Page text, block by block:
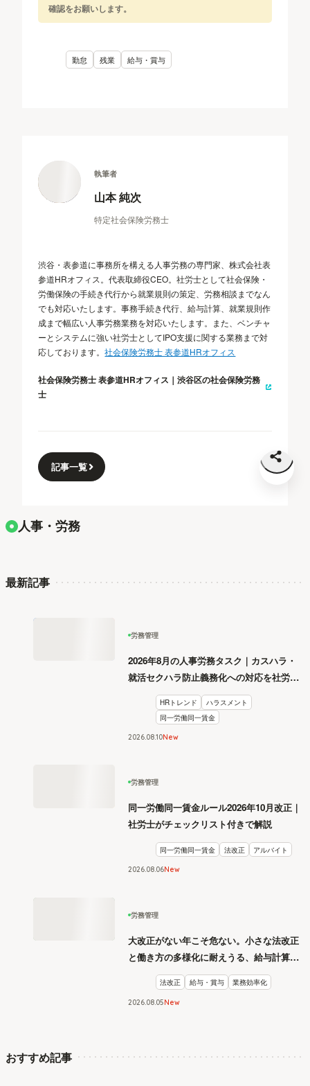
確認をお願いします。
勤怠 残業 給与・賞与
執筆者
山本 純次
特定社会保険労務士
渋谷・表参道に事務所を構える人事労務の専門家、株式会社表
参道HRオフィス。代表取締役CEO。社労士として社会保険・
労働保険の手続き代行から就業規則の策定、労務相談までなん
でも対応いたします。事務手続き代行、給与計算、就業規則作
成まで幅広い人事労務業務を対応いたします。また、ベンチャ
ーとシステムに強い社労士としてIPO支援に関する業務まで対
応しております。社会保険労務士 表参道HRオフィス
社会保険労務士 表参道HRオフィス｜渋谷区の社会保険労務
士
記事一覧
人事・労務
最新記事
労務管理
2026年8月の人事労務タスク｜カスハラ・
就活セクハラ防止義務化への対応を社労士
HRトレンド
ハラスメント
同一労働同一賃金
2026.0810New
労務管理
同一労働同一賃金ルール2026年10月改正｜
社労士がチェックリスト付きで解説
同一労働同一賃金 法改正 アルバイト
2026.08 06New
労務管理
大改正がない年こそ危ない。小さな法改正
と働き方の多様化に耐えうる、給与計算と
リスク管理
法改正 給与・賞与 業務効率化
2026 08 05New
おすすめ記事